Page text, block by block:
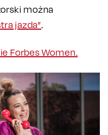
można
jazda”.
Forbes Women.